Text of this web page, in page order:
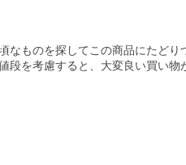
ものを探してこの商品にたどり
を考慮すると、大変良い買い物